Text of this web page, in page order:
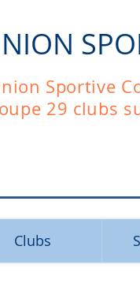
Sportive
29 clubs
Clubs